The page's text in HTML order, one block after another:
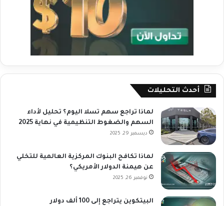
أحدث التحليلات
لماذا تراجع سهم تسلا اليوم؟ تحليل لأداء
السهم والضغوط التنظيمية في نهاية 2025
ديسمبر 29, 2025
لماذا تكافح البنوك المركزية العالمية للتخلي
عن هيمنة الدولار الأمريكي؟
نوفمبر 26, 2025
البيتكوين يتراجع إلى 100 ألف دولار